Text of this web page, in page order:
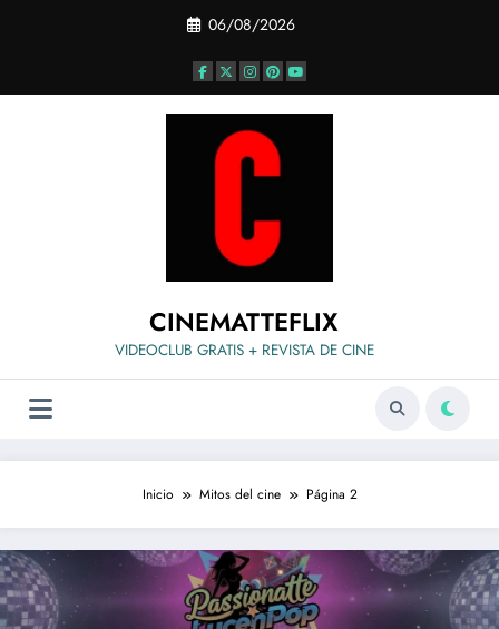
06/08/2026
CINEMATTEFLIX
VIDEOCLUB GRATIS + REVISTA DE CINE
Inicio Mitos del cine Página 2